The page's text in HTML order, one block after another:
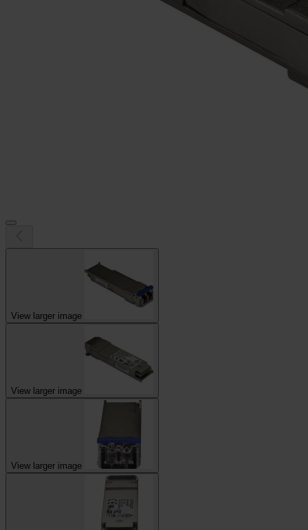
View larger image
View larger image
View larger image